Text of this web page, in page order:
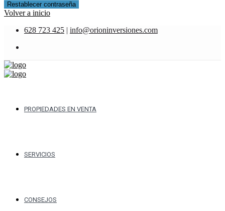
Restablecer contraseña
Volver a inicio
628 723 425 | info@orioninversiones.com
PROPIEDADES EN VENTA
SERVICIOS
CONSEJOS